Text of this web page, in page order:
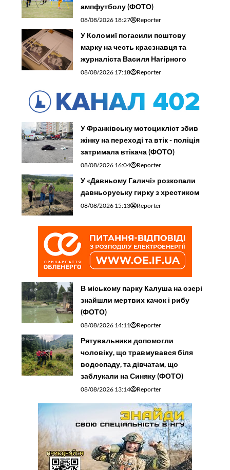
ампфутболу (ФОТО)
08/08/2026 18:27 Reporter
У Коломиї погасили поштову
марку на честь краєзнавця та
журналіста Василя Нагірного
08/08/2026 17:18 Reporter
У Франківську мотоцикліст збив
жінку на переході та втік - поліція
затримала втікача (ФОТО)
08/08/2026 16:04 Reporter
У «Давньому Галичі» розкопали
давньоруську гирку з хрестиком
08/08/2026 15:13 Reporter
В міському парку Калуша на озері
знайшли мертвих качок і рибу
(ФОТО)
08/08/2026 14:11 Reporter
Рятувальники допомогли
чоловіку, що травмувався біля
водоспаду, та дівчатам, що
заблукали на Синяку (ФОТО)
08/08/2026 13:14 Reporter